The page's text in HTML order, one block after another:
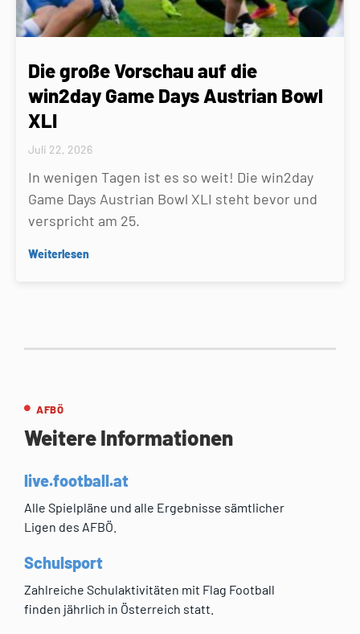
Die große Vorschau auf die
win2day Game Days Austrian Bowl
XLI
Juli 22, 2026
In wenigen Tagen ist es so weit! Die win2day
Game Days Austrian Bowl XLI steht bevor und
verspricht am 25.
Weiterlesen
AFBÖ
Weitere Informationen
live.football.at
Alle Spielpläne und alle Ergebnisse sämtlicher
Ligen des AFBÖ.
Schulsport
Zahlreiche Schulaktivitäten mit Flag Football
finden jährlich in Österreich statt.